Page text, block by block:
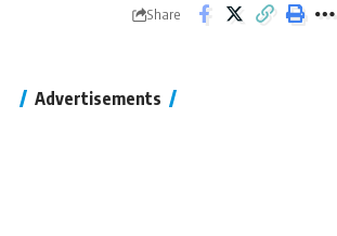
Share
Advertisements